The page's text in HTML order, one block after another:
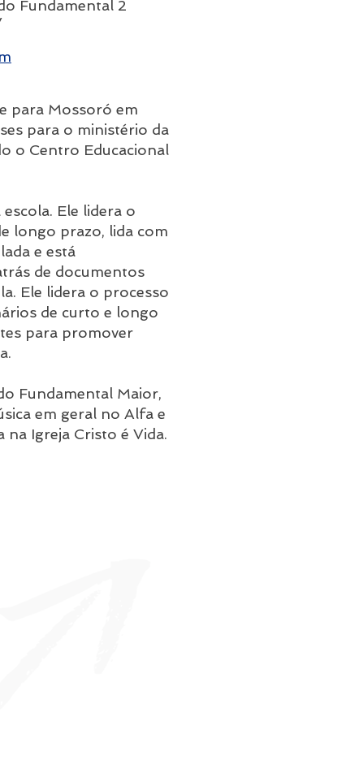
Fundamental 2
para Mossoró em
para o ministério da
o Centro Educacional
Ele lidera o
longo prazo, lida com
e está
de documentos
Ele lidera o processo
de curto e longo
para promover
Fundamental Maior,
em geral no Alfa e
na Igreja Cristo é Vida.